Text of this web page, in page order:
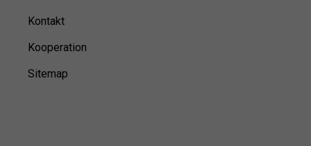
Kontakt
Kooperation
Sitemap